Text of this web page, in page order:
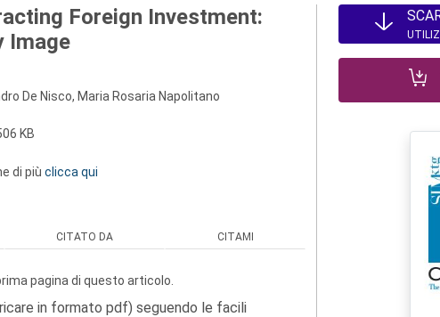
Foreign Investment:
Image
De Nisco, Maria Rosaria Napolitano
KB
di più clicca qui
CITATO DA CITAMI
pagina di questo articolo.
in formato pdf) seguendo le facili